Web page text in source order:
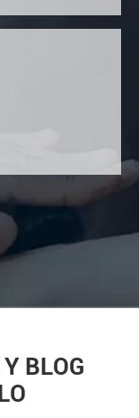
BLOG